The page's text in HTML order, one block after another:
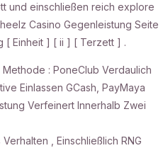
und einschließen reich explore
Casino Gegenleistung Seite
[ Einheit ] [ ii ] [ Terzett ] .
: PoneClub Verdaulich
Einlassen GCash, PayMaya
Verfeinert Innerhalb Zwei
, Einschließlich RNG